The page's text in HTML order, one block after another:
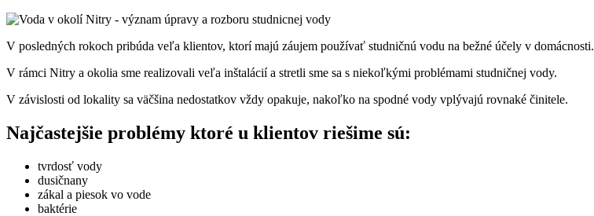
V posledných rokoch pribúda veľa klientov, ktorí majú záujem používať studničnú vodu na bežné účely v domácnosti.
V rámci Nitry a okolia sme realizovali veľa inštalácií a stretli sme sa s niekoľkými problémami studničnej vody.
V závislosti od lokality sa väčšina nedostatkov vždy opakuje, nakoľko na spodné vody vplývajú rovnaké činitele.
Najčastejšie problémy ktoré u klientov riešime sú:
tvrdosť vody
dusičnany
zákal a piesok vo vode
baktérie